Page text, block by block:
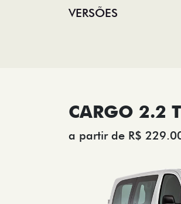
VERSÕES
CARGO 2.2
a partir de R$